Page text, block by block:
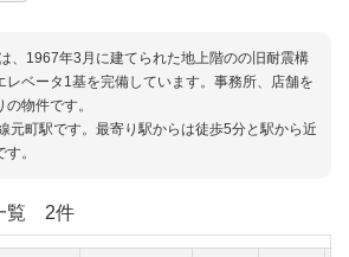
、1967年3月に建てられた地上階のの旧耐震構
レベータ1基を完備しています。事務所、店舗を
物件です。
元町駅です。最寄り駅からは徒歩5分と駅から近
。
覧 2件